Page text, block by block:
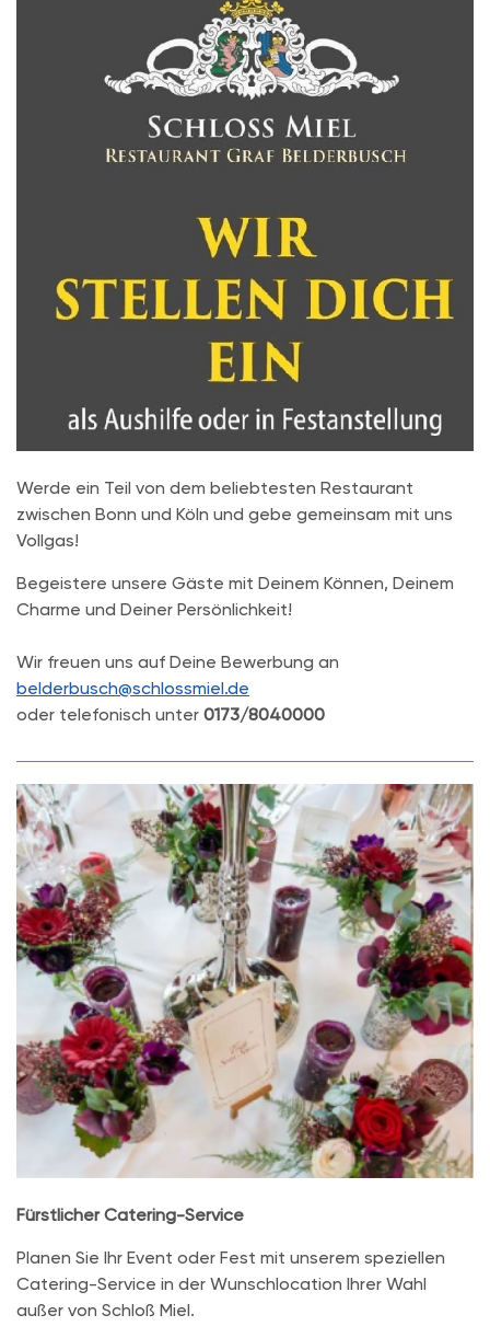
Werde ein Teil von dem beliebtesten Restaurant
zwischen Bonn und Köln und gebe gemeinsam mit uns
Vollgas!
Begeistere unsere Gäste mit Deinem Können, Deinem
Charme und Deiner Persönlichkeit!
Wir freuen uns auf Deine Bewerbung an
belderbusch@schlossmiel.de
oder telefonisch unter 0173/8040000
Fürstlicher Catering-Service
Planen Sie Ihr Event oder Fest mit unserem speziellen
Catering-Service in der Wunschlocation Ihrer Wahl
außer von Schloß Miel.